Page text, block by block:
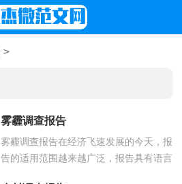
>
雾霾调查报告
雾霾调查报告在经济飞速发展的今天，报
告的适用范围越来越广泛，报告具有语言